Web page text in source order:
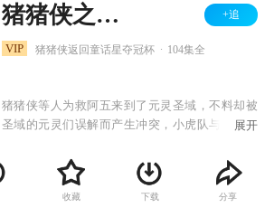
猪猪侠之竞球小英雄全集 +追
VIP 猪猪侠返回童话星夺冠杯 104集全
猪猪侠等人为救阿五来到了元灵圣域，不料却被
圣域的元灵们误解而产生冲突，小虎队与元灵们
灵之心的阴谋。最后，在元灵们的帮助下，猪猪
侠等人顺利返回童话星。宇宙杯大赛正式开幕，
小虎队终于登上决竞球最高的舞台。32支冠军队
展开
收藏 下载 分享